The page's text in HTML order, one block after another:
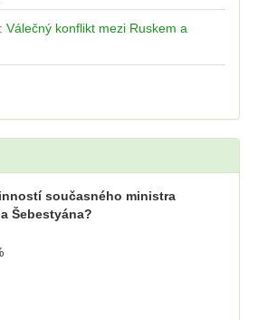
Válečný konflikt mezi Ruskem a
současného ministra
Šebestyána?